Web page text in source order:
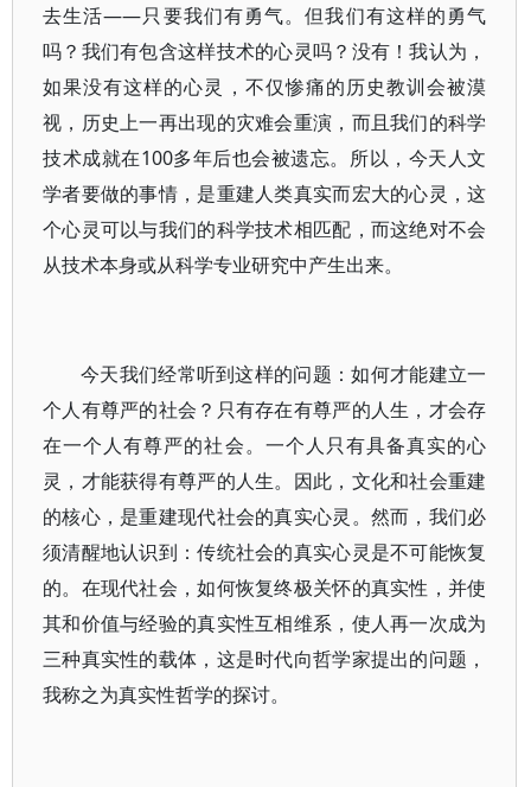
去生活——只要我们有勇气。但我们有这样的勇气
吗？我们有包含这样技术的心灵吗？没有！我认为，
如果没有这样的心灵，不仅惨痛的历史教训会被漠
视，历史上一再出现的灾难会重演，而且我们的科学
技术成就在100多年后也会被遗忘。所以，今天人文
学者要做的事情，是重建人类真实而宏大的心灵，这
个心灵可以与我们的科学技术相匹配，而这绝对不会
从技术本身或从科学专业研究中产生出来。
今天我们经常听到这样的问题：如何才能建立一
个人有尊严的社会？只有存在有尊严的人生，才会存
在一个人有尊严的社会。一个人只有具备真实的心
灵，才能获得有尊严的人生。因此，文化和社会重建
的核心，是重建现代社会的真实心灵。然而，我们必
须清醒地认识到：传统社会的真实心灵是不可能恢复
的。在现代社会，如何恢复终极关怀的真实性，并使
其和价值与经验的真实性互相维系，使人再一次成为
三种真实性的载体，这是时代向哲学家提出的问题，
我称之为真实性哲学的探讨。